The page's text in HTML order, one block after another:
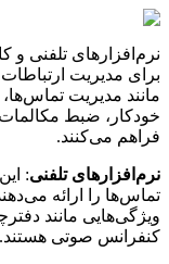
نرم‌افزارهای تلفنی و
برای مدیریت ارتباطات
مانند مدیریت
فراهم می‌کنند.
نرم‌افزارهای تلفنی:
تماس‌ها را ارائه
ویژگی‌هایی مانند
کنفرانس صوتی هستند.